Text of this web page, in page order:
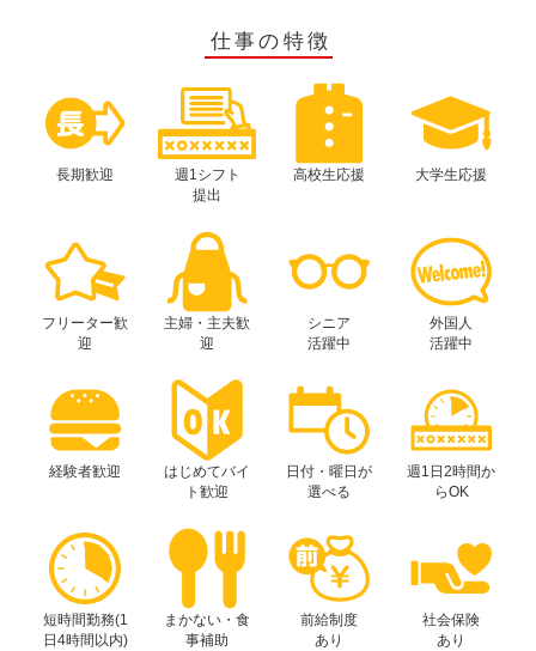
仕事の特徴
長期歓迎
週1シフト
提出
高校生応援 大学生応援
フリーター歓
迎
主婦・主夫歓
迎
シニア
活躍中
外国人
活躍中
経験者歓迎
はじめてバイ
ト歓迎
日付・曜日が
選べる
週1日2時間か
らOK
短時間勤務(1
日4時間以内)
まかない・食
事補助
前給制度
あり
社会保険
あり